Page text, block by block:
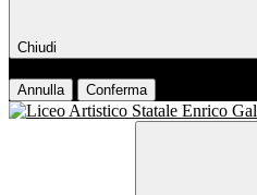
Chiudi
Annulla Conferma